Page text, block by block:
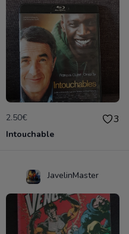
2.50€ 3
Intouchable
JavelinMaster